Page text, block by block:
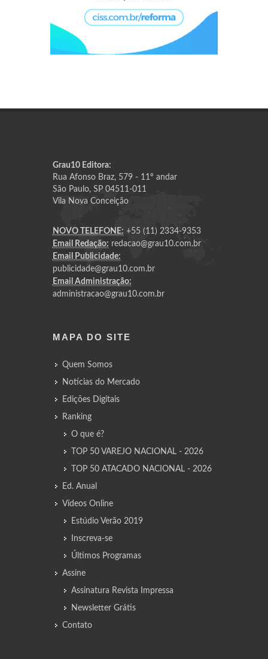
Grau10 Editora:
Rua Afonso Braz, 579 - 11º andar
São Paulo, SP 04511-011
Vila Nova Conceição
NOVO TELEFONE: +55 (11) 2334-9353
Email Redação: redacao@grau10.com.br
Email Publicidade:
publicidade@grau10.com.br
Email Administração:
administracao@grau10.com.br
MAPA DO SITE
Quem Somos
Notícias do Mercado
Edições Digitais
Ranking
O que é?
TOP 50 VAREJO NACIONAL - 2026
TOP 50 ATACADO NACIONAL - 2026
Ed. Anual
Vídeos Online
Estúdio Verão 2019
Inscreva-se
Últimos Programas
Assine
Assinatura Revista Impressa
Newsletter Grátis
Contato